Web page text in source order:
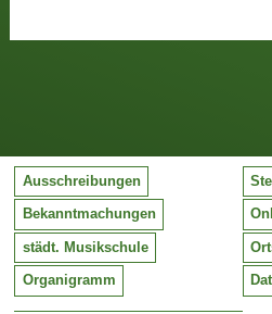
Ausschreibungen
Bekanntmachungen
städt. Musikschule
Organigramm